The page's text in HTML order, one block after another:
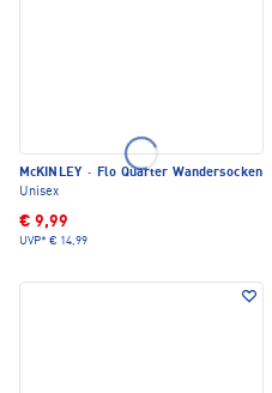
McKINLEY · Flo Quarter Wandersocken
Unisex
€ 9,99
UVP* € 14,99